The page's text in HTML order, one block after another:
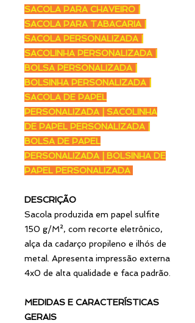
SACOLA PARA CHAVEIRO |
SACOLA PARA TABACARIA |
SACOLA PERSONALIZADA |
SACOLINHA PERSONALIZADA |
BOLSA PERSONALIZADA |
BOLSINHA PERSONALIZADA |
SACOLA DE PAPEL
PERSONALIZADA | SACOLINHA
DE PAPEL PERSONALIZADA |
BOLSA DE PAPEL
PERSONALIZADA | BOLSINHA DE
PAPEL PERSONALIZADA
DESCRIÇÃO
Sacola produzida em papel sulfite
150 g/M², com recorte eletrônico,
alça da cadarço propileno e ilhós de
metal. Apresenta impressão externa
4x0 de alta qualidade e faca padrão.
MEDIDAS E CARACTERÍSTICAS
GERAIS